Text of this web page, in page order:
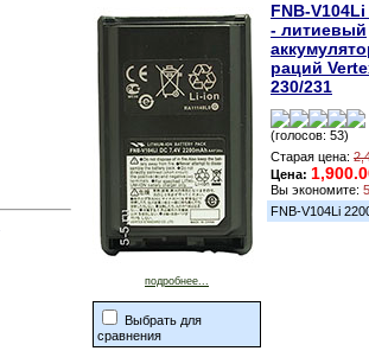
подробнее...
Выбрать для
сравнения
FNB-
- литиевый
раций
230/231
(голосов: 53)
Старая цена:
Цена:
Вы экономите:
FNB-V104Li